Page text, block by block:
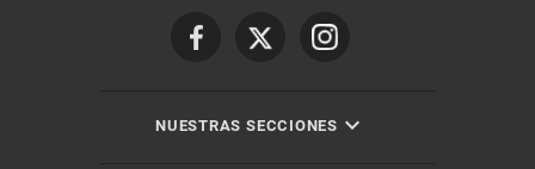
NUESTRAS SECCIONES